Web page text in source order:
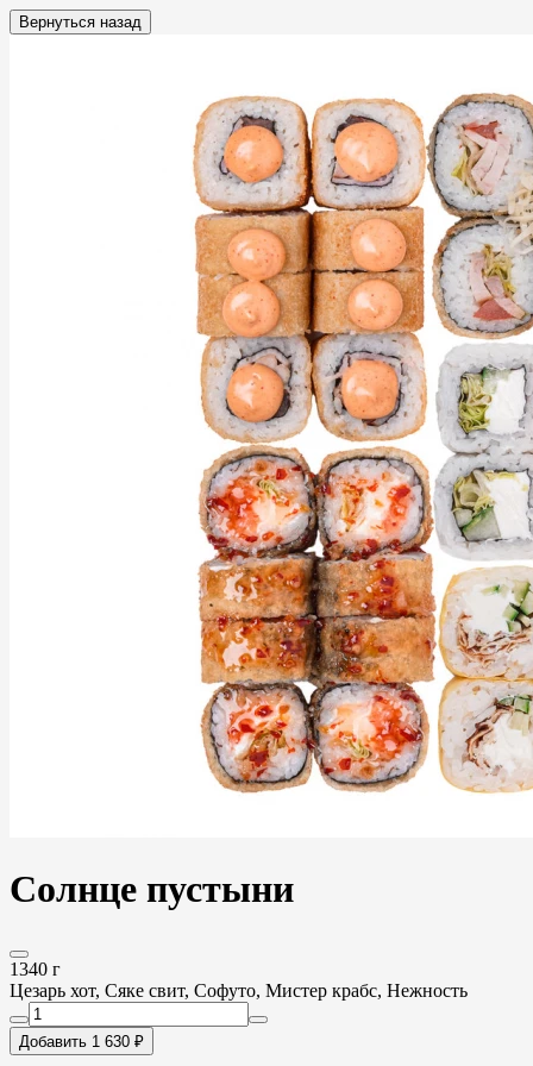
Вернуться назад
Солнце пустыни
1340 г
Цезарь хот, Сяке свит, Софуто, Мистер крабс, Нежность
Добавить 1 630 ₽